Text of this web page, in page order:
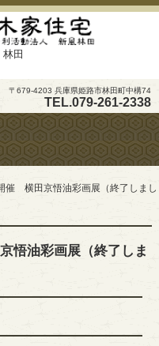
田
TEL.079-261-2338
〒679-4203 兵庫県姫路市林田町中構74
横田京悟油彩画展（終了しまし
油彩画展（終了しま